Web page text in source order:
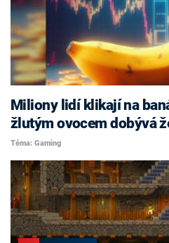
Miliony lidí klikají na
žlutým ovocem dobývá
Téma: Gaming